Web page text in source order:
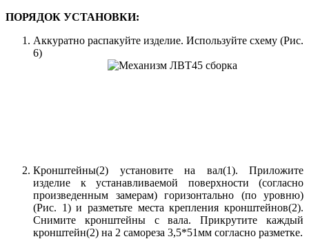
ПОРЯДОК УСТАНОВКИ:
Аккуратно распакуйте изделие. Используйте схему (Рис.
6)
Кронштейны(2) установите на вал(1). Приложите
изделие к устанавливаемой поверхности (согласно
произведенным замерам) горизонтально (по уровню)
(Рис. 1) и разметьте места крепления кронштейнов(2).
Снимите кронштейны с вала. Прикрутите каждый
кронштейн(2) на 2 самореза 3,5*51мм согласно разметке.